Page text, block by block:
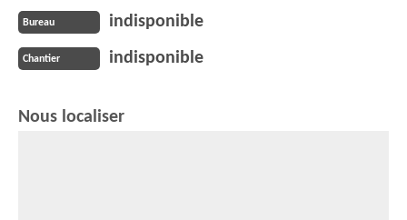
Bureau indisponible
Chantier indisponible
Nous localiser